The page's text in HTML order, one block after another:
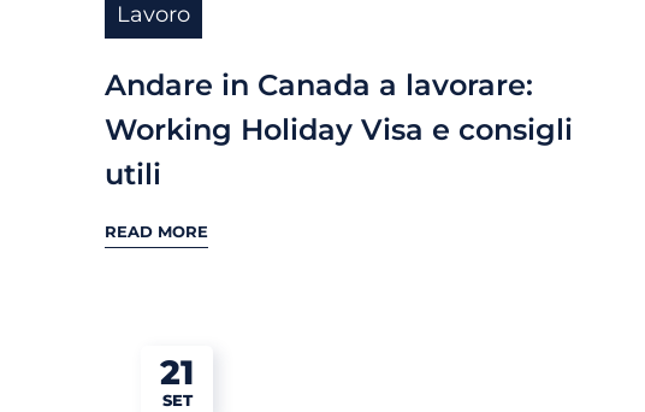
Lavoro
Andare in Canada a lavorare:
Working Holiday Visa e consigli
utili
READ MORE
21
SET